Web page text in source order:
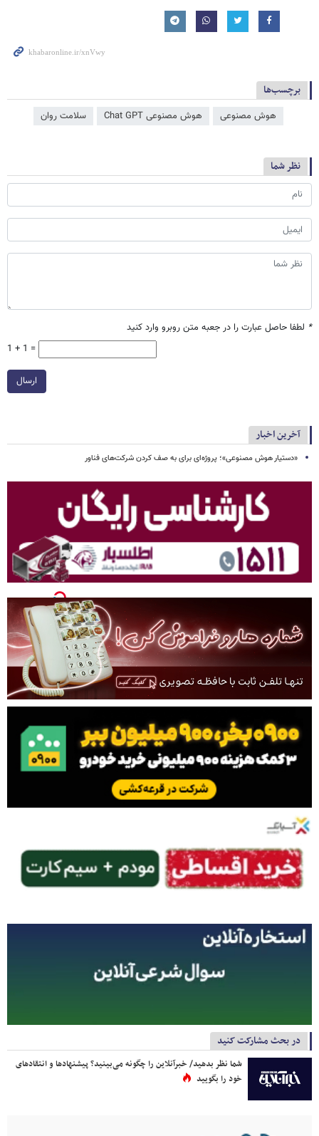
برچسب‌ها
هوش مصنوعی هوش مصنوعی Chat GPT سلامت روان
نظر شما
* لطفا حاصل عبارت را در جعبه متن روبرو وارد کنید
1 + 1 =
ارسال
آخرین اخبار
«دستیار هوش مصنوعی»؛ پروژه‌ای برای به صف کردن شرکت‌های فناور
در بحث مشارکت کنید
شما نظر بدهید/ خبرآنلاین را چگونه می‌بینید؟ پیشنهادها و انتقادهای
خود را بگویید